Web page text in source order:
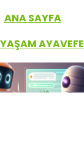
ANA SAYFA
AYAVEFE